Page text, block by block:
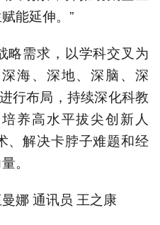
能延伸。”
略需求，以学科交叉为
海、深地、深脑、深
行布局，持续深化科教
养高水平拔尖创新人
、解决卡脖子难题和经
。
娜 通讯员 王之康